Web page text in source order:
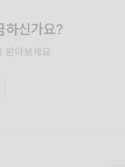
하신가요?
받아보세요